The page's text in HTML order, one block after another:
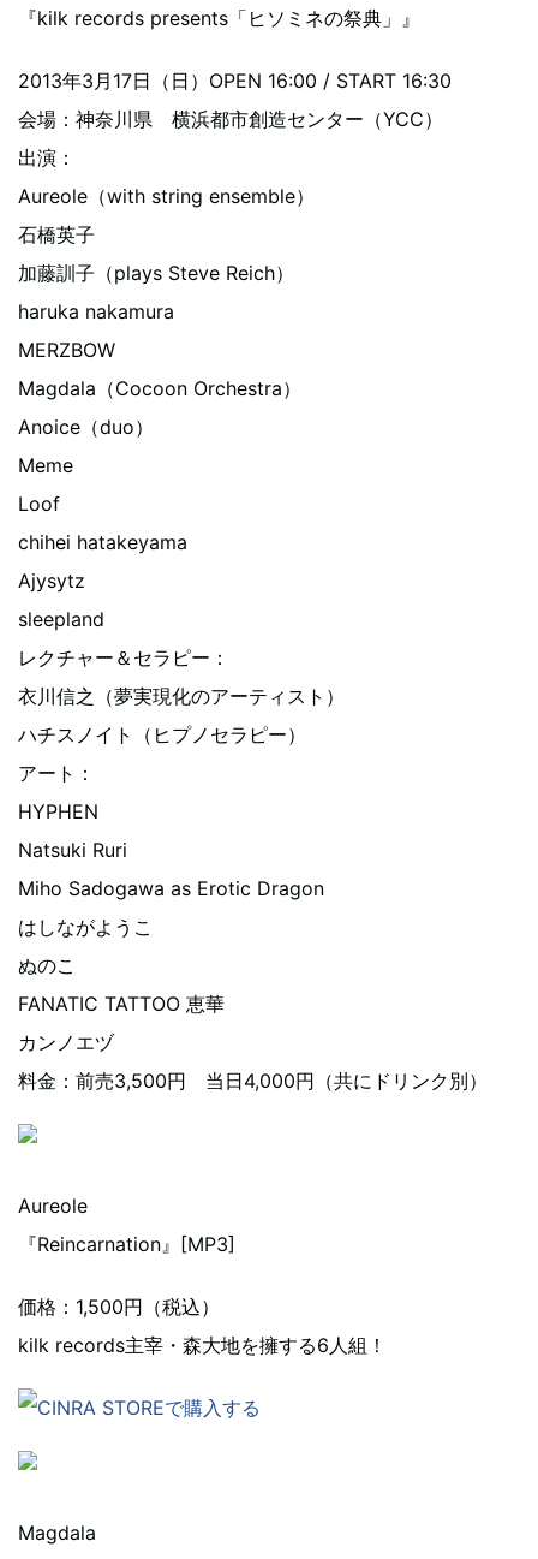
『kilk records presents「ヒソミネの祭典」』
2013年3月17日（日）OPEN 16:00 / START 16:30
会場：神奈川県 横浜都市創造センター（YCC）
出演：
Aureole（with string ensemble）
石橋英子
加藤訓子（plays Steve Reich）
haruka nakamura
MERZBOW
Magdala（Cocoon Orchestra）
Anoice（duo）
Meme
Loof
chihei hatakeyama
Ajysytz
sleepland
レクチャー＆セラピー：
衣川信之（夢実現化のアーティスト）
ハチスノイト（ヒプノセラピー）
アート：
HYPHEN
Natsuki Ruri
Miho Sadogawa as Erotic Dragon
はしながようこ
ぬのこ
FANATIC TATTOO 恵華
カンノエヅ
料金：前売3,500円 当日4,000円（共にドリンク別）
Aureole
『Reincarnation』[MP3]
価格：1,500円（税込）
kilk records主宰・森大地を擁する6人組！
Magdala